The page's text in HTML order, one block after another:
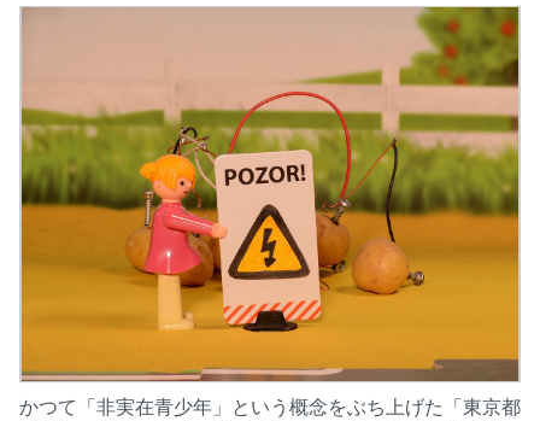
かつて「非実在青少年」という概念をぶち上げた「東京都